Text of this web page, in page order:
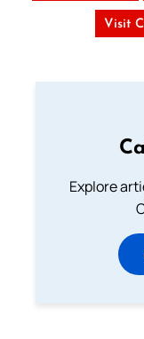
Visit
Explore